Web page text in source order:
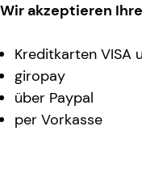
Wir akzeptieren
Kreditkarten VISA
giropay
über Paypal
per Vorkasse